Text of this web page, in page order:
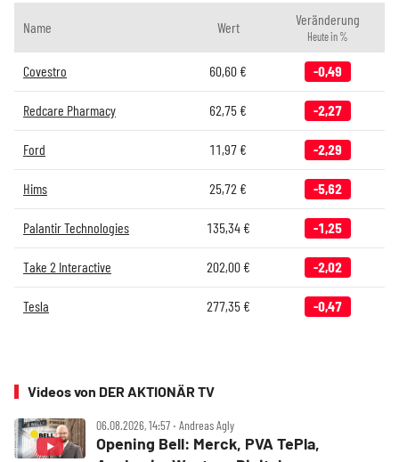
Name Wert Veränderung
Heute in %
Covestro 60,60 € -0,49
Redcare Pharmacy 62,75 € -2,27
Ford 11,97 € -2,29
Hims 25,72 € -5,62
Palantir Technologies 135,34€ -1,25
Take 2 Interactive 202,00€ -2,02
Tesla 277,35€ -0,47
Videos von DER AKTIONÄR TV
06.08.2026, 14:57 ‧ Andreas Agly
Opening Bell: Merck, PVA TePla,